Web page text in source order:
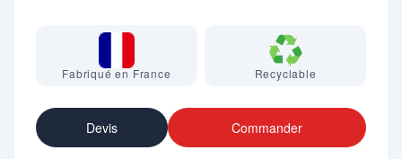
- Fixation au sol 6 points.
emballages.
- Coloris : Gris anthracite mat RAL 7016.
- Dim. (mm) : H. 1410 X L. 1713 X P. 713.
Fabriqué en France Recyclable
Devis Commander